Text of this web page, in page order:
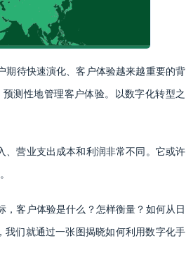
期待快速演化、客户体验越来越重要的背
测性地管理客户体验。以数字化转型之
营业支出成本和利润非常不同。它或许
客户体验是什么？怎样衡量？如何从日
我们就通过一张图揭晓如何利用数字化手